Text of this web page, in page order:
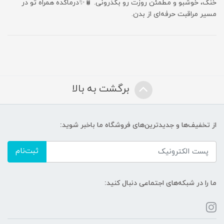
خنک، خوشبو و مطمئن روزت رو بگذرونی. 🧴✨درماکده همراه تو در
مسیر مراقبت حرفه‌ای از بدن.
برگشت به بالا
از تخفیف‌ها و جدیدترین‌های فروشگاه ما باخبر شوید:
ثبت‌نام
ما را در شبکه‌های اجتماعی دنبال کنید: